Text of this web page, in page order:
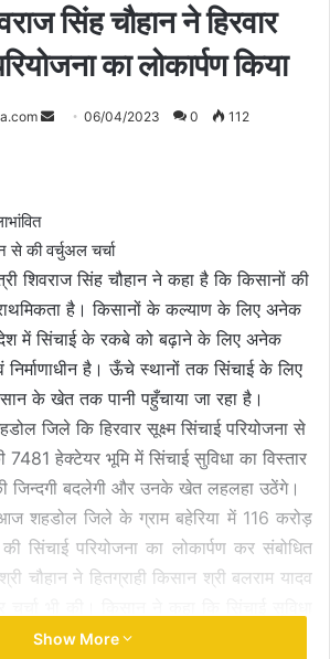
सिंह चौहान ने हिरवार
का लोकार्पण किया
Send06/04/2023 0 112
से की वर्चुअल चर्चा
शिवराज सिंह चौहान ने कहा है कि किसानों की
है। किसानों के कल्याण के लिए अनेक
में सिंचाई के रकबे को बढ़ाने के लिए अनेक
निर्माणाधीन है। ऊँचे स्थानों तक सिंचाई के लिए
के खेत तक पानी पहुँचाया जा रहा है।
जिले कि हिरवार सूक्ष्म सिंचाई परियोजना से
7481 हेक्टेयर भूमि में सिंचाई सुविधा का विस्तार
जिन्दगी बदलेगी और उनके खेत लहलहा उठेंगे।
शहडोल जिले के ग्राम बहेरिया में 116 करोड़
सिंचाई परियोजना का लोकार्पण कर संबोधित
चौहान ने हितग्राही किसान श्री बलराम यादव
के जीवन में खुशहाली आयेगी। मेरी भी ढाई
Show More